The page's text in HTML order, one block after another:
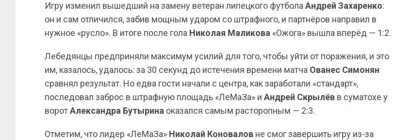
Игру изменил вышедший на замену ветеран липецкого футбола Андрей Захаренко:
он и сам отличился, забив мощным ударом со штрафного, и партнёров направил в
нужное «русло». В итоге после гола Николая Маликова «Ожога» вышла вперёд — 1:2.
Лебедянцы предприняли максимум усилий для того, чтобы уйти от поражения, и это
им, казалось, удалось: за 30 секунд до истечения времени матча Ованес Симонян
сравнял результат. Но едва гости начали с центра, как заработали «стандарт»,
последовал заброс в штрафную площадь «ЛеМаЗа» и Андрей Скрылёв в суматохе у
воротАлександра Бутырина оказался самым расторопным — 2:3.
Отметим, что лидер «ЛеМаЗа» Николай Коновалов не смог завершить игру из-за